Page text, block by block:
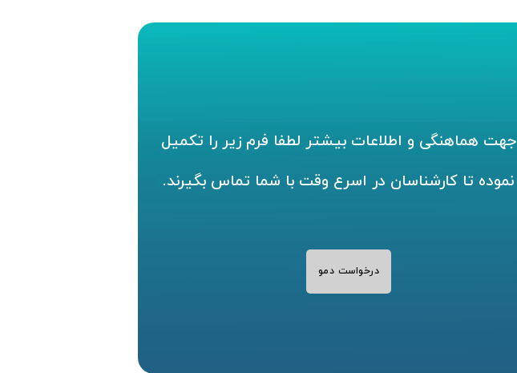
جهت هماهنگی و اطلاعات بیشتر لطفا فرم زیر را تکمیل
نموده تا کارشناسان در اسرع وقت با شما تماس بگیرند.
درخواست دمو